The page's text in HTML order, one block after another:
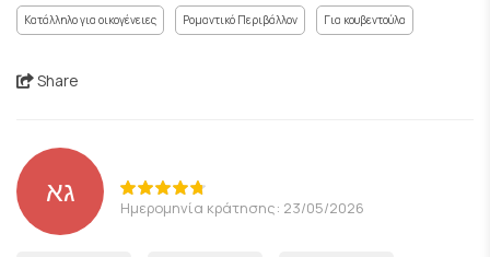
Κατάλληλο για οικογένειες Ρομαντικό Περιβάλλον Για κουβεντούλα
Share
גא Ημερομηνία κράτησης: 23/05/2026